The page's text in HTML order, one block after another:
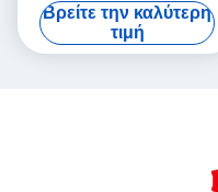
παραγωγή
Βρείτε την καλύτερη
τιμή